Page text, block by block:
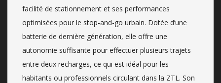
facilité de stationnement et ses performances
optimisées pour le stop-and-go urbain. Dotée d’une
batterie de dernière génération, elle offre une
autonomie suffisante pour effectuer plusieurs trajets
entre deux recharges, ce qui est idéal pour les
habitants ou professionnels circulant dans la ZTL. Son